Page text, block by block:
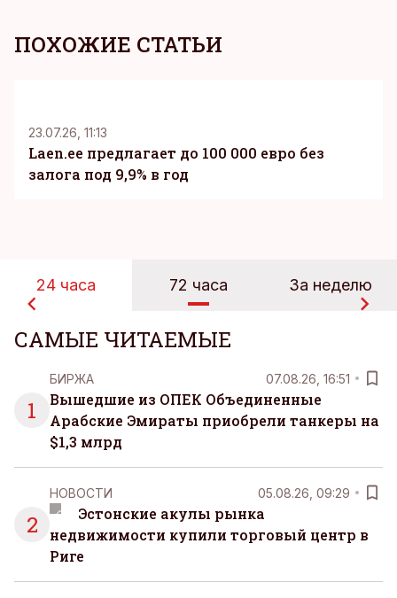
ПОХОЖИЕ СТАТЬИ
23.07.26, 11:13
Laen.ee предлагает до 100 000 евро без
залога под 9,9% в год
24 часа 72 часа За неделю
САМЫЕ ЧИТАЕМЫЕ
1
БИРЖА 07.08.26, 16:51
Вышедшие из ОПЕК Объединенные
Арабские Эмираты приобрели танкеры на
$1,3 млрд
2
НОВОСТИ 05.08.26, 09:29
Эстонские акулы рынка
недвижимости купили торговый центр в
Риге